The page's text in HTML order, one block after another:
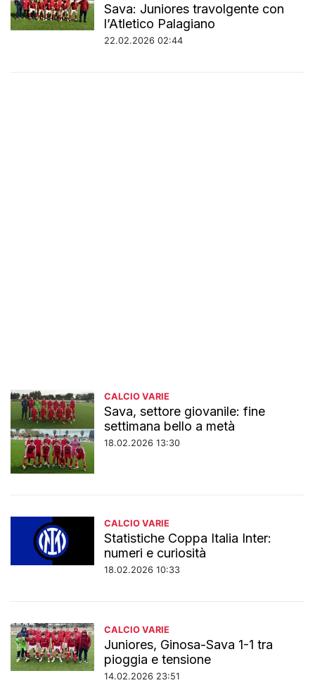
Sava: Juniores travolgente con
l’Atletico Palagiano
22.02.2026 02:44
CALCIO VARIE
Sava, settore giovanile: fine
settimana bello a metà
18.02.2026 13:30
CALCIO VARIE
Statistiche Coppa Italia Inter:
numeri e curiosità
18.02.2026 10:33
CALCIO VARIE
Juniores, Ginosa-Sava 1-1 tra
pioggia e tensione
14.02.2026 23:51